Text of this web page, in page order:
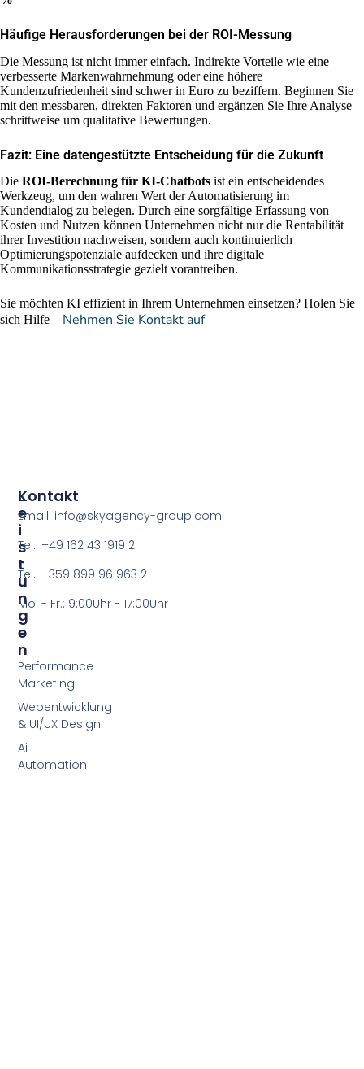
Häufige Herausforderungen bei der ROI-Messung
Die Messung ist nicht immer einfach. Indirekte Vorteile wie eine
verbesserte Markenwahrnehmung oder eine höhere
Kundenzufriedenheit sind schwer in Euro zu beziffern. Beginnen Sie
mit den messbaren, direkten Faktoren und ergänzen Sie Ihre Analyse
schrittweise um qualitative Bewertungen.
Fazit: Eine datengestützte Entscheidung für die Zukunft
Die ROI-Berechnung für KI-Chatbots ist ein entscheidendes
Werkzeug, um den wahren Wert der Automatisierung im
Kundendialog zu belegen. Durch eine sorgfältige Erfassung von
Kosten und Nutzen können Unternehmen nicht nur die Rentabilität
ihrer Investition nachweisen, sondern auch kontinuierlich
Optimierungspotenziale aufdecken und ihre digitale
Kommunikationsstrategie gezielt vorantreiben.
Sie möchten KI effizient in Ihrem Unternehmen einsetzen? Holen Sie
sich Hilfe – Nehmen Sie Kontakt auf
L
E
I
S
T
U
N
G
E
N
Performance
Marketing
Webentwicklung
& UI/UX Design
Ai
Automation
Kontakt
Email: info@skyagency-group.com
Tel.: +49 162 43 1919 2
Tel.: +359 899 96 963 2
Mo. - Fr.: 9:00Uhr - 17:00Uhr